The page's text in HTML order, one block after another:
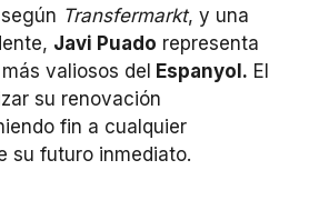
Transfermarkt, y una
Javi Puado representa
valiosos del Espanyol. El
su renovación
fin a cualquier
su futuro inmediato.